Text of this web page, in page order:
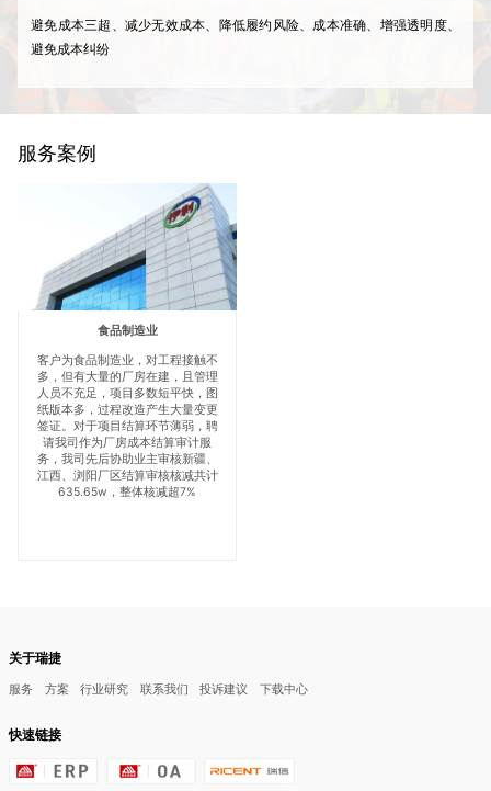
避免成本三超、减少无效成本、降低履约风险、成本准确、增强透明度、
避免成本纠纷
服务案例
食品制造业
客户为食品制造业，对工程接触不
多，但有大量的厂房在建，且管理
人员不充足，项目多数短平快，图
纸版本多，过程改造产生大量变更
签证。对于项目结算环节薄弱，聘
请我司作为厂房成本结算审计服
务，我司先后协助业主审核新疆、
江西、浏阳厂区结算审核核减共计
635.65w，整体核减超7%
关于瑞捷
服务 方案 行业研究 联系我们 投诉建议 下载中心
快速链接